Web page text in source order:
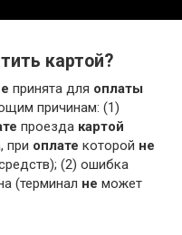
картой?
принята для оплаты
причинам: (1)
проезда картой
при оплате которой не
(2) ошибка
(терминал не может